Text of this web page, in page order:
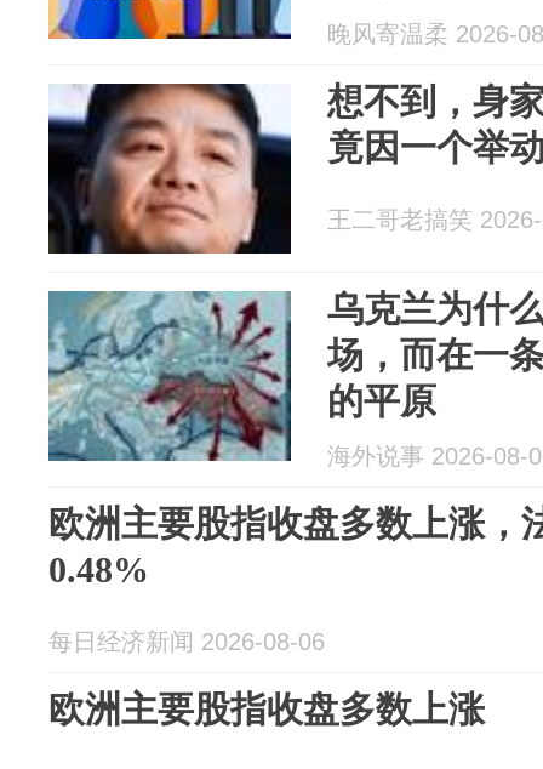
晚风寄温柔 2026-
想不到，身
竟因一个举
王二哥老搞笑
乌克兰为什
场，而在一
的平原
海外说事 2026-08-
欧洲主要股指收盘多数上涨，
0.48%
每日经济新闻 2026-08-06
欧洲主要股指收盘多数上涨